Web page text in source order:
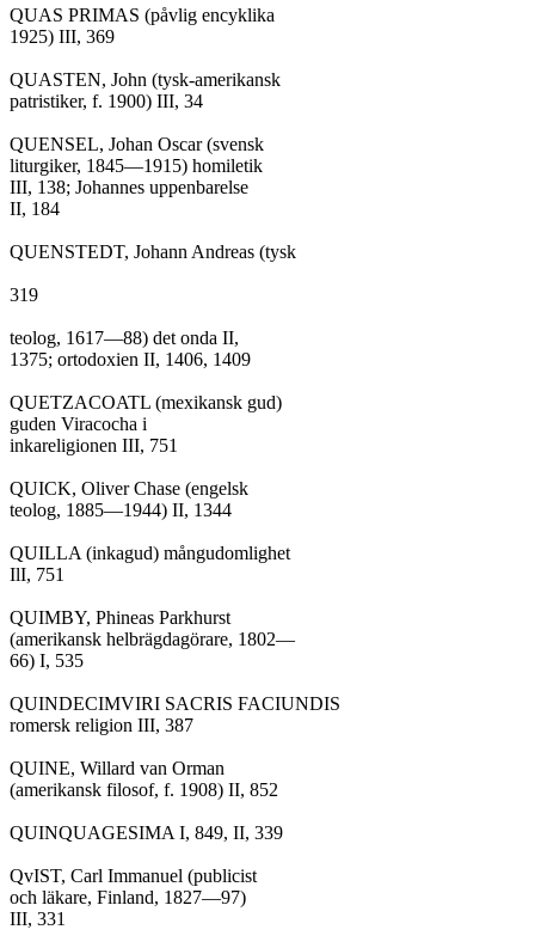
QUAS PRIMAS (påvlig encyklika
1925) III, 369
QUASTEN, John (tysk-amerikansk
patristiker, f. 1900) III, 34
QUENSEL, Johan Oscar (svensk
liturgiker, 1845—1915) homiletik
III, 138; Johannes uppenbarelse
II, 184
QUENSTEDT, Johann Andreas (tysk
319
teolog, 1617—88) det onda II,
1375; ortodoxien II, 1406, 1409
QUETZACOATL (mexikansk gud)
guden Viracocha i
inkareligionen III, 751
QUICK, Oliver Chase (engelsk
teolog, 1885—1944) II, 1344
QUILLA (inkagud) mångudomlighet
IlI, 751
QUIMBY, Phineas Parkhurst
(amerikansk helbrägdagörare, 1802—
66) I, 535
QUINDECIMVIRI SACRIS FACIUNDIS
romersk religion III, 387
QUINE, Willard van Orman
(amerikansk filosof, f. 1908) II, 852
QUINQUAGESIMA I, 849, II, 339
QvIST, Carl Immanuel (publicist
och läkare, Finland, 1827—97)
III, 331